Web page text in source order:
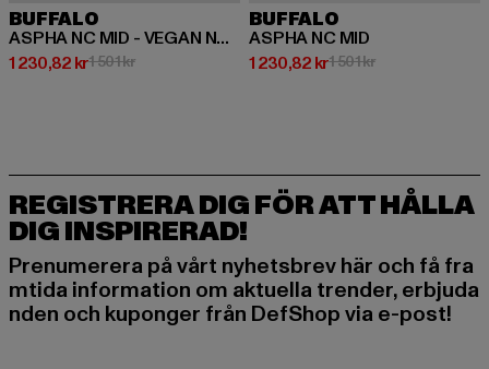
BUFFALO
ASPHA NC MID - VEGAN NUBUCK
1 230,82 kr
Nuvarande pris: 1 230,82 kr
1 501 krKampanjpris: 1 501 kr
BUFFALO
ASPHA NC MID
1 230,82 kr
Nuvarande pris: 1 230,82 kr
1 501 krKampanjpris: 1
REGISTRERA DIG FÖR ATT HÅLLA
DIG INSPIRERAD!
Prenumerera på vårt nyhetsbrev här och få fra
mtida information om aktuella trender, erbjuda
nden och kuponger från DefShop via e-post!